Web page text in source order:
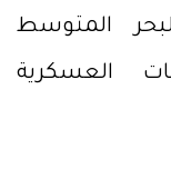
المتوسط
العسكرية